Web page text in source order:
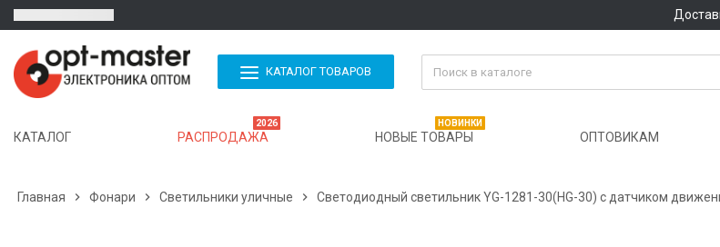
КАТАЛОГ ТОВАРОВ
КАТАЛОГ РАСПРОДАЖА
2026
НОВЫЕ ТОВАРЫ
НОВИНКИ
ОПТОВИКАМ
Главная  Фонари  Светильники уличные  Светодиодный светильник YG-1281-30(HG-30) с датчиком